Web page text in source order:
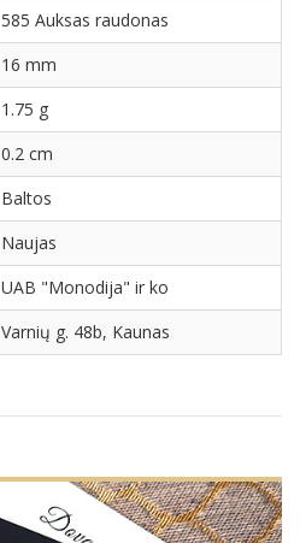
585 Auksas raudonas
16 mm
1.75 g
0.2 cm
Baltos
Naujas
UAB "Monodija" ir ko
Varnių g. 48b, Kaunas